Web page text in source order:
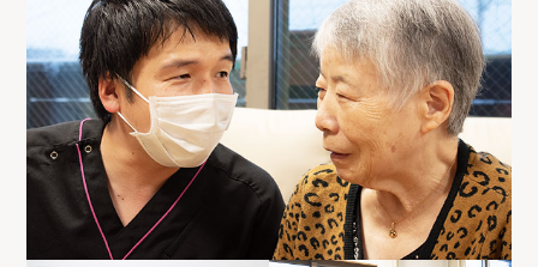
ケアセンターはんのう（飯能市）
生協ケアセンターたかしな（川越市）
医療生協おおみやケアセンター（さいたま市）
深谷生協訪問看護ステーション（深谷市）
さんとめホーム（所沢市）
介護付有料老人ホーム 桂の樹（所沢市）